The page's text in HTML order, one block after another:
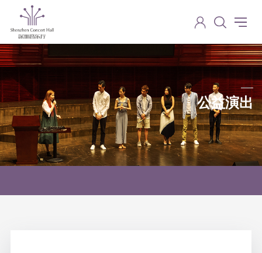
公益演出
Charity performance